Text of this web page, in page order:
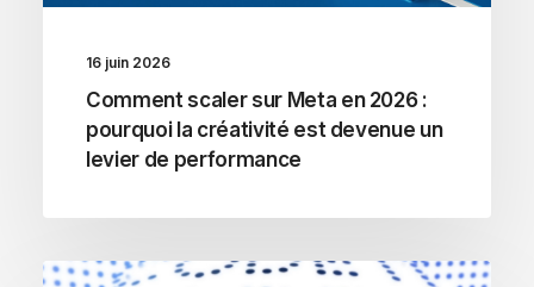
16 juin 2026
Comment scaler sur Meta en 2026 :
pourquoi la créativité est devenue un
levier de performance